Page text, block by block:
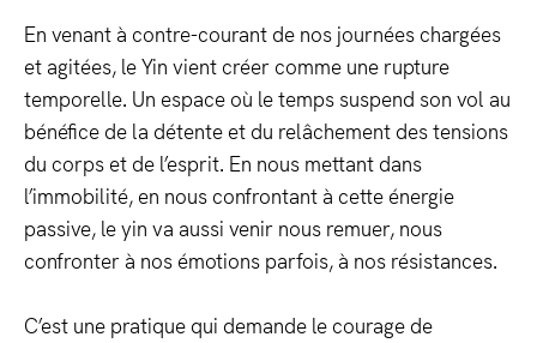
En venant à contre-courant de nos journées chargées
et agitées, le Yin vient créer comme une rupture
temporelle. Un espace où le temps suspend son vol au
bénéfice de la détente et du relâchement des tensions
du corps et de l’esprit. En nous mettant dans
l’immobilité, en nous confrontant à cette énergie
passive, le yin va aussi venir nous remuer, nous
confronter à nos émotions parfois, à nos résistances.
C’est une pratique qui demande le courage de